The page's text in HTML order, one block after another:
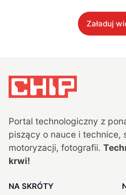
Załaduj
Portal technologiczny z
piszący o nauce i technice,
motoryzacji, fotografii.
krwi!
NA SKRÓTY